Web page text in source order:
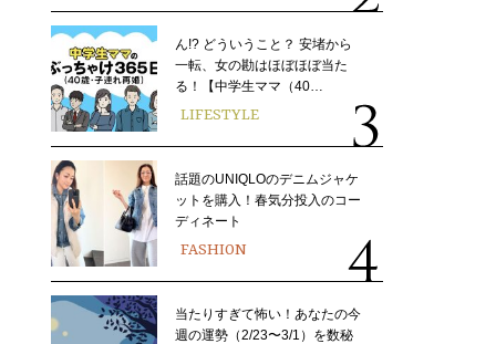
ん!? どういうこと？ 安堵から
一転、女の勘はほぼほぼ当た
る！【中学生ママ（40…
LIFESTYLE
話題のUNIQLOのデニムジャケ
ットを購入！春気分投入のコー
ディネート
FASHION
当たりすぎて怖い！あなたの今
週の運勢（2/23〜3/1）を数秘